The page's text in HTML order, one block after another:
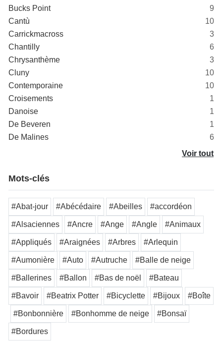
Bucks Point
9
Cantù
10
Carrickmacross
3
Chantilly
6
Chrysanthème
3
Cluny
10
Contemporaine
10
Croisements
1
Danoise
1
De Beveren
1
De Malines
6
Voir tout
Mots-clés
#Abat-jour #Abécédaire #Abeilles #accordéon
#Alsaciennes #Ancre #Ange #Angle #Animaux
#Appliqués #Araignées #Arbres #Arlequin
#Aumonière #Auto #Autruche #Balle de neige
#Ballerines #Ballon #Bas de noël #Bateau
#Bavoir #Beatrix Potter #Bicyclette #Bijoux #Boîte
#Bonbonnière #Bonhomme de neige #Bonsaï
#Bordures